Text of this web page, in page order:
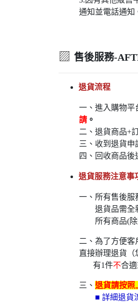
通知並電話通知
▨ 售後服務-
退貨流程
一、進入購物平
請 。
二、退貨商品+
三、收到退貨
四、回收商品後
退貨服務注意事
一、所有售後服
退貨品需全新
所有商品(除
二、為了方便客
直接辦理退貨（
有1件不合
三、 退貨請按照
■ 詳細退貨